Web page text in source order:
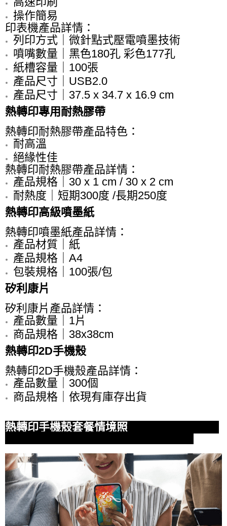
操作簡易
印表機產品詳情：
列印方式｜微針點式壓電噴墨技術
噴嘴數量｜黑色180孔 彩色177孔
紙槽容量｜100張
產品尺寸｜USB2.0
產品尺寸｜37.5 x 34.7 x 16.9 cm
熱轉印專用耐熱膠帶
熱轉印耐熱膠帶產品特色：
耐高溫
絕緣性佳
熱轉印耐熱膠帶產品詳情：
產品規格｜30 x 1 cm / 30 x 2 cm
耐熱度｜短期300度 /長期250度
熱轉印高級噴墨紙
熱轉印噴墨紙產品詳情：
產品材質｜紙
產品規格｜A4
包裝規格｜100張/包
矽利康片
矽利康片產品詳情：
產品數量｜1片
商品規格｜38x38cm
熱轉印2D手機殼
熱轉印2D手機殼產品詳情：
產品數量｜300個
商品規格｜依現有庫存出貨
熱轉印手機殼套餐情境照